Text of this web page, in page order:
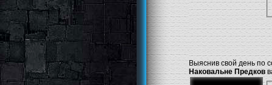
Выяснив свой день по
Наковальне Предков